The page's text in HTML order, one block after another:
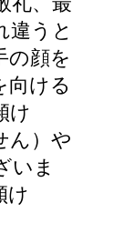
違うと
の顔を
向ける
け
ん）や
いま
け